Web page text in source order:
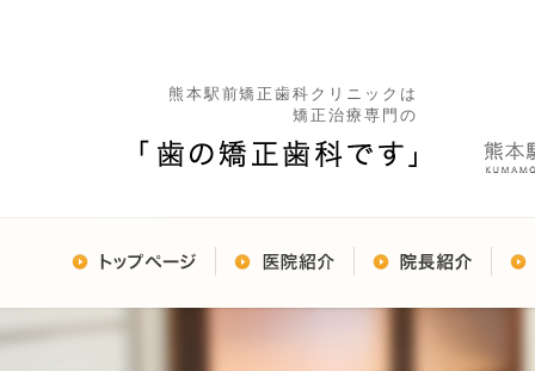
熊本駅前矯正歯科クリニックは
矯正治療専門の